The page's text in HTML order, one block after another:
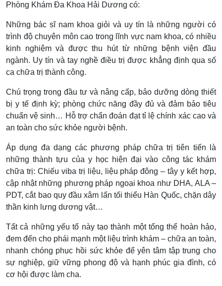
Phòng Khám Đa Khoa Hải Dương có:
Những bác sĩ nam khoa giỏi và uy tín là những người có
trình độ chuyên môn cao trong lĩnh vực nam khoa, có nhiều
kinh nghiệm và được thu hút từ những bệnh viện đầu
ngành. Uy tín và tay nghề điều trị được khẳng định qua số
ca chữa trị thành công.
Chú trọng trong đầu tư và nâng cấp, bảo dưỡng dòng thiết
bị y tế định kỳ; phòng chức năng đầy đủ và đảm bảo tiêu
chuẩn vệ sinh… Hỗ trợ chẩn đoán đạt tỉ lệ chính xác cao và
an toàn cho sức khỏe người bệnh.
Áp dụng đa dạng các phương pháp chữa trị tiên tiến là
những thành tựu của y học hiện đại vào công tác khám
chữa trị: Chiếu viba trị liệu, liệu pháp đông – tây y kết hợp,
cập nhật những phương pháp ngoại khoa như DHA, ALA –
PDT, cắt bao quy đầu xâm lấn tối thiểu Hàn Quốc, chặn dây
thần kinh lưng dương vật…
Tất cả những yếu tố này tạo thành một tổng thể hoàn hảo,
đem đến cho phái mạnh một liệu trình khám – chữa an toàn,
nhanh chóng phục hồi sức khỏe để yên tâm tập trung cho
sự nghiệp, giữ vững phong độ và hạnh phúc gia đình, có
cơ hội được làm cha.